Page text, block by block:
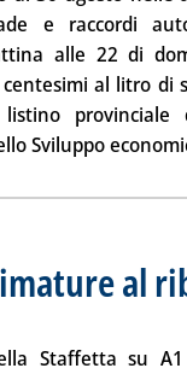
e raccordi
alle 22 di
al litro di
provinciale
Sviluppo
al
Staffetta su